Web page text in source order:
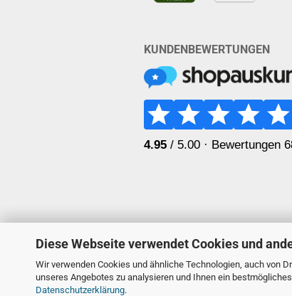
Diese Webseite verwendet Cookies und
Wir verwenden Cookies und ähnliche Technologien, auch von
unseres Angebotes zu analysieren und Ihnen ein
Datenschutzerklärung.
KUNDENBEWERTUNGEN